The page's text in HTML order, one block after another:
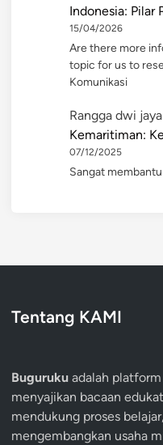
Indonesia: Pilar
15/04/2026
Are there more
topic for us to
Komunikasi
Rangga dwi jaya
Kemaritiman:
07/12/2025
Sangat
Tentang KAMI
Buguruku adalah
menyajikan bacaan
mendukung proses
mengembangkan usaha